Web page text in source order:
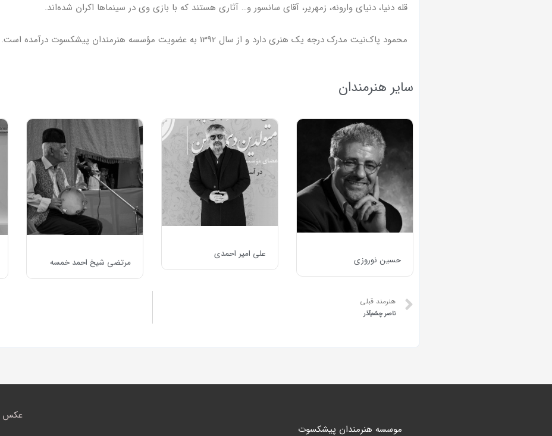
قله دنیا، دنیای وارونه، زمهریر، آقای سانسور و… آثاری هستند که با بازی وی در سینماها اکران شده‌اند.
محمود پاک‌نیت مدرک درجه یک هنری دارد و از سال 1392 به عضویت مؤسسه هنرمندان پیشکسوت درآمده است.
سایر هنرمندان
حسین نوروزی
علی امیر احمدی
مرتضی شیخ احمد خمسه
هنرمند قبلی
ناصر چشم‌آذر
موسسه هنرمندان پیشکسوت
عکس